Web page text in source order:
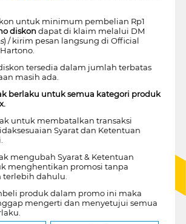
untuk minimum pembelian Rp1
diskondapat di klaim melalui DM
) / kirim pesan langsung di Official
tersedia dalam jumlah terbatas
masih ada.
berlaku untuk semua kategori produk
untuk membatalkan transaksi
Syarat dan Ketentuan
mengubah Syarat & Ketentuan
menghentikan promosi tanpa
dahulu.
produk dalam promo ini maka
mengerti dan menyetujui semua